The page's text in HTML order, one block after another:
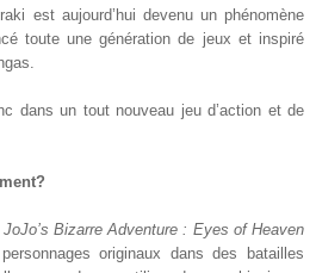
est aujourd’hui devenu un phénomène
toute une génération de jeux et inspiré
dans un tout nouveau jeu d’action et de
JoJo’s Bizarre Adventure : Eyes of Heaven
originaux dans des batailles